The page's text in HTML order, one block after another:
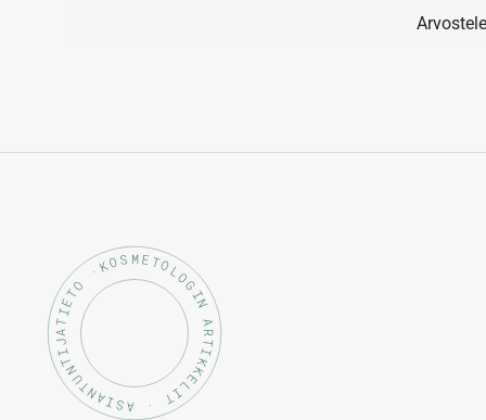
Arvostele
KOSMETOLOGIN ARTIKKELIT · ASIANTUNTIJATIETO ·